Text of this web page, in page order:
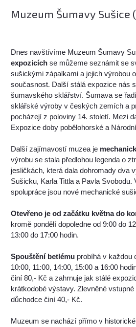
Muzeum Šumavy Sušice
Dnes navštívíme Muzeum Šumavy
expozicích se můžeme seznámit se
sušickými zápalkami a jejich výrobou
současnost. Další stálá expozice nás
šumavského sklářství. Šumava se
sklářské výroby v českých zemích a
pocházejí z poloviny 14. století. Mezi
Expozice doby pobělohorské a
Další zajímavostí muzea je
výrobu se stala předlohou legenda o
jesličkách, která dala dohromady dva
Sušicku, Karla Tittla a Pavla Svobodu.
spolupráce jsou nové mechanické
Otevřeno je od začátku května do
kromě pondělí dopoledne od 9:00 do
13:00 do 17:00 hodin.
Spouštění betlému probíhá v každou
10:00, 11:00, 14:00, 15:00 a 16:00
činí 80,- Kč a zahrnuje jak stálé
krátkodobé výstavy. Zlevněné
důchodce činí 40,- Kč.
Muzeum se nachází přímo v